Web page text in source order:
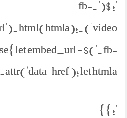
'; $('.fb-
let embed_url = $('.fb-
href'); let htmla="
'; } }